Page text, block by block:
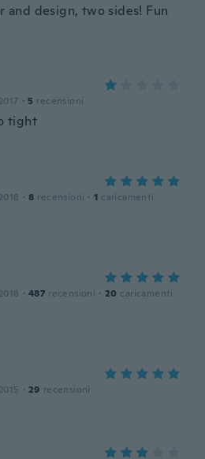
and design, two sides! Fun
· 5 recensioni
tight
· 8 recensioni · 1 caricamenti
· 487 recensioni · 20 caricamenti
· 29 recensioni